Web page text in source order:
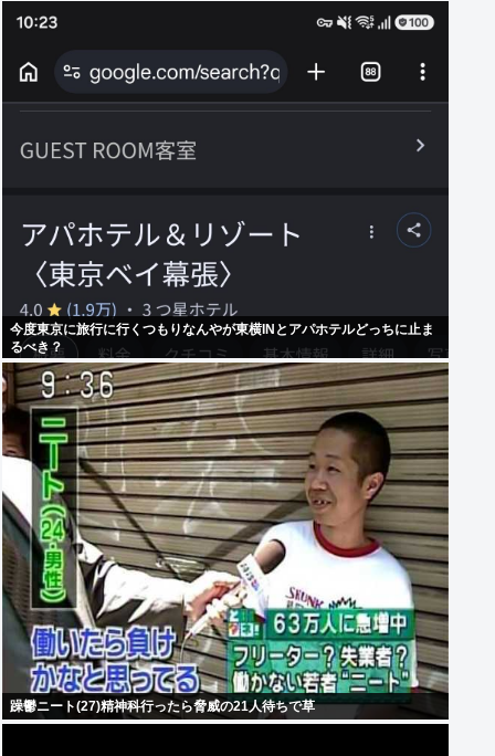
今度東京に旅行に行くつもりなんやが東横INとアパホテルどっちに止ま
るべき？
躁鬱ニート(27)精神科行ったら脅威の21人待ちで草